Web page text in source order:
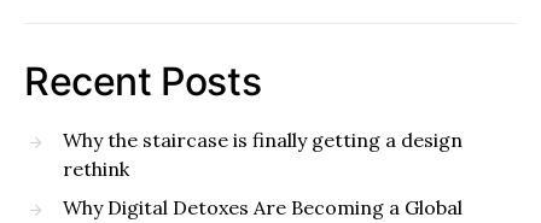
Recent Posts
Why the staircase is finally getting a design
rethink
Why Digital Detoxes Are Becoming a Global